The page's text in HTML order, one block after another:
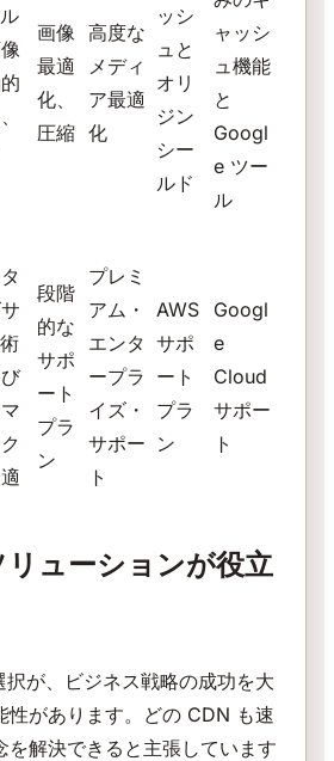
画像
最適
化、
圧縮
高度な
メディ
ア最適
化
ッシ
ュと
オリ
ジン
シー
ルド
ャッシ
ュ機能
と
Googl
e ツー
ル
段階
的な
サポ
ート
プラ
ン
プレミ
アム・
エンタ
ープラ
イズ・
サポー
ト
AWS
サポ
ート
プラ
ン
Googl
e
Cloud
サポー
ト
ューションが役立
が、ビジネス戦略の成功を大
性があります。どの CDN も速
を解決できると主張しています